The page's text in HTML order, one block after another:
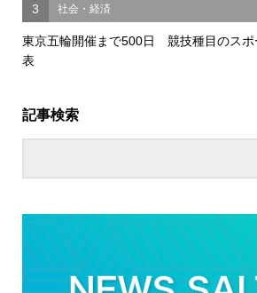
3 社会・経済
東京五輪開催まで500日 競技種目のスポ
表
記事検索